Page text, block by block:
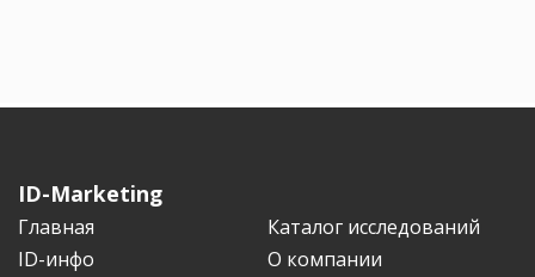
ID-Marketing
Главная
Каталог исследований
ID-инфо
О компании